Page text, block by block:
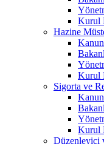
Kurul
Hazine
Kurul
Sigorta ve
Kurul
Düzenleyici